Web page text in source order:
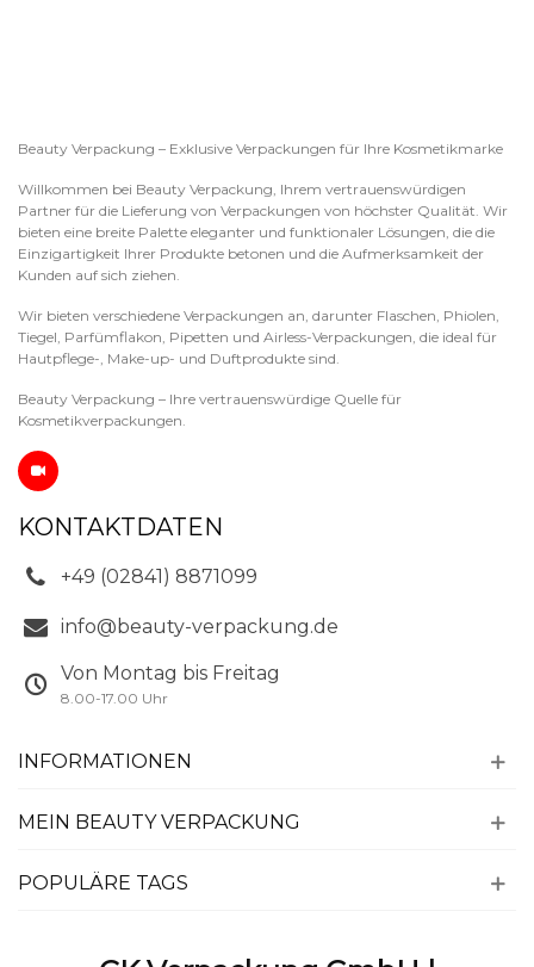
Beauty Verpackung – Exklusive Verpackungen für Ihre Kosmetikmarke
Willkommen bei Beauty Verpackung, Ihrem vertrauenswürdigen
Partner für die Lieferung von Verpackungen von höchster Qualität. Wir
bieten eine breite Palette eleganter und funktionaler Lösungen, die die
Einzigartigkeit Ihrer Produkte betonen und die Aufmerksamkeit der
Kunden auf sich ziehen.
Wir bieten verschiedene Verpackungen an, darunter Flaschen, Phiolen,
Tiegel, Parfümflakon, Pipetten und Airless-Verpackungen, die ideal für
Hautpflege-, Make-up- und Duftprodukte sind.
Beauty Verpackung – Ihre vertrauenswürdige Quelle für
Kosmetikverpackungen.
KONTAKTDATEN
+49 (02841) 8871099
info@beauty-verpackung.de
Von Montag bis Freitag
8.00-17.00 Uhr
INFORMATIONEN
MEIN BEAUTY VERPACKUNG
POPULÄRE TAGS